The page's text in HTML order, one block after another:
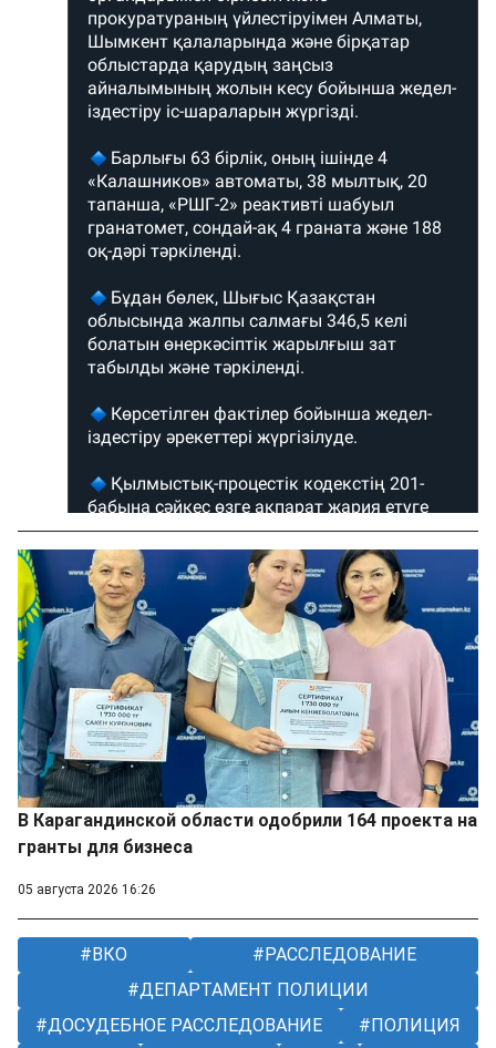
В Карагандинской области одобрили 164 проекта на
гранты для бизнеса
05 августа 2026 16:26
ВКО
РАССЛЕДОВАНИЕ
ДЕПАРТАМЕНТ ПОЛИЦИИ
ДОСУДЕБНОЕ РАССЛЕДОВАНИЕ
ПОЛИЦИЯ